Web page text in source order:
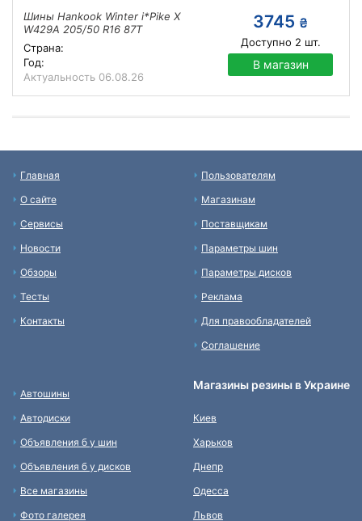
Шины Hankook Winter i*Pike X
W429A 205/50 R16 87T
Страна:
Год:
Актуальность 06.08.26
3745 ₴
Доступно 2 шт.
В магазин
Главная
О сайте
Сервисы
Новости
Обзоры
Тесты
Контакты
Пользователям
Магазинам
Поставщикам
Параметры шин
Параметры дисков
Реклама
Для правообладателей
Соглашение
Автошины
Автодиски
Объявления б у шин
Объявления б у дисков
Все магазины
Фото галерея
Магазины резины в Украине
Киев
Харьков
Днепр
Одесса
Львов